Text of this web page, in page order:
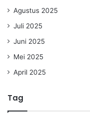
Agustus 2025
Juli 2025
Juni 2025
Mei 2025
April 2025
Tag